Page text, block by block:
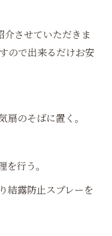
させていただきま
ので出来るだけお安
のそばに置く。
行う。
結露防止スプレーを